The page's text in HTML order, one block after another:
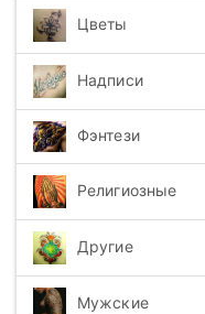
Цветы
Надписи
Фэнтези
Религиозные
Другие
Мужские